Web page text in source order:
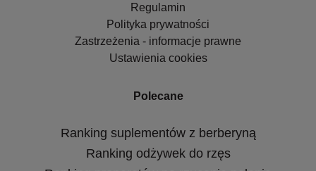
Regulamin
Polityka prywatności
Zastrzeżenia - informacje prawne
Ustawienia cookies
Polecane
Ranking suplementów z berberyną
Ranking odżywek do rzęs